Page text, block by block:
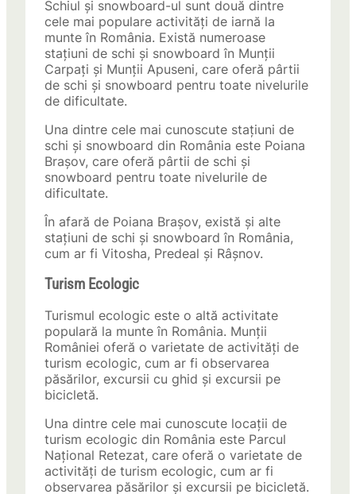
Schiul și snowboard-ul sunt două dintre
cele mai populare activități de iarnă la
munte în România. Există numeroase
stațiuni de schi și snowboard în Munții
Carpați și Munții Apuseni, care oferă pârtii
de schi și snowboard pentru toate nivelurile
de dificultate.
Una dintre cele mai cunoscute stațiuni de
schi și snowboard din România este Poiana
Brașov, care oferă pârtii de schi și
snowboard pentru toate nivelurile de
dificultate.
În afară de Poiana Brașov, există și alte
stațiuni de schi și snowboard în România,
cum ar fi Vitosha, Predeal și Râșnov.
Turism Ecologic
Turismul ecologic este o altă activitate
populară la munte în România. Munții
României oferă o varietate de activități de
turism ecologic, cum ar fi observarea
păsărilor, excursii cu ghid și excursii pe
bicicletă.
Una dintre cele mai cunoscute locații de
turism ecologic din România este Parcul
Național Retezat, care oferă o varietate de
activități de turism ecologic, cum ar fi
observarea păsărilor și excursii pe bicicletă.